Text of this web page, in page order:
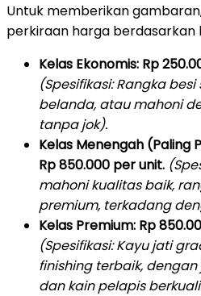
Untuk memberikan
perkiraan harga berdasarkan
Kelas Ekonomis: Rp
(Spesifikasi: Rangka
belanda, atau mahoni
tanpa jok).
Kelas Menengah (Paling
Rp 850.000 per unit.
mahoni kualitas baik,
premium, terkadang
Kelas Premium: Rp
(Spesifikasi: Kayu jati
finishing terbaik, dengan
dan kain pelapis